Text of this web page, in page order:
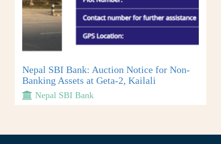
Nepal SBI Bank: Auction Notice for Non-
Banking Assets at Geta-2, Kailali
Nepal SBI Bank